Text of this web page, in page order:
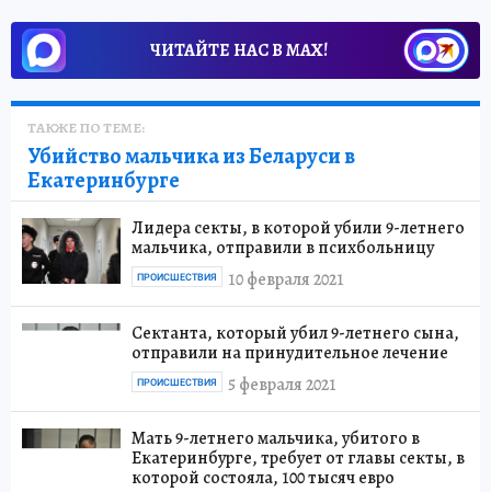
ЧИТАЙТЕ НАС В МАХ!
ТАКЖЕ ПО ТЕМЕ:
Убийство мальчика из Беларуси в
Екатеринбурге
Лидера секты, в которой убили 9-летнего
мальчика, отправили в психбольницу
10 февраля 2021
ПРОИСШЕСТВИЯ
Сектанта, который убил 9-летнего сына,
отправили на принудительное лечение
5 февраля 2021
ПРОИСШЕСТВИЯ
Мать 9-летнего мальчика, убитого в
Екатеринбурге, требует от главы секты, в
которой состояла, 100 тысяч евро